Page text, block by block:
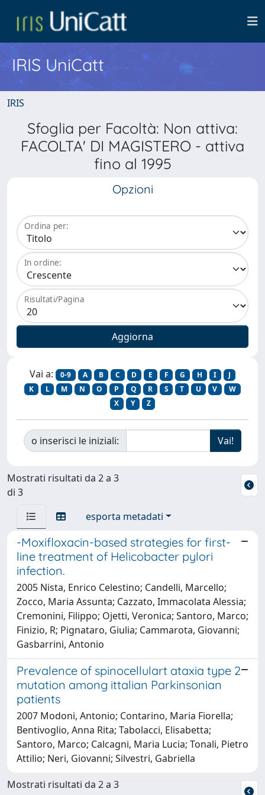
IRIS UniCatt
IRIS
Sfoglia per Facoltà: Non attiva:
FACOLTA' DI MAGISTERO - attiva
fino al 1995
Opzioni
Ordina per:
In ordine:
Risultati/Pagina
Vai a: 0-9 A B C D E F G H I
J
K
L M N O P Q R S T U V
W
X
Y Z
o inserisci le iniziali:
Mostrati risultati da 2 a 3
di 3
esporta metadati
-Moxifloxacin-based strategies for first-
line treatment of Helicobacter pylori
infection.
2005 Nista, Enrico Celestino; Candelli, Marcello;
Zocco, Maria Assunta; Cazzato, Immacolata Alessia;
Cremonini, Filippo; Ojetti, Veronica; Santoro, Marco;
Finizio, R; Pignataro, Giulia; Cammarota, Giovanni;
Gasbarrini, Antonio
Prevalence of spinocellulart ataxia type 2
mutation among ittalian Parkinsonian
patients
2007 Modoni, Antonio; Contarino, Maria Fiorella;
Bentivoglio, Anna Rita; Tabolacci, Elisabetta;
Santoro, Marco; Calcagni, Maria Lucia; Tonali, Pietro
Attilio; Neri, Giovanni; Silvestri, Gabriella
Mostrati risultati da 2 a 3